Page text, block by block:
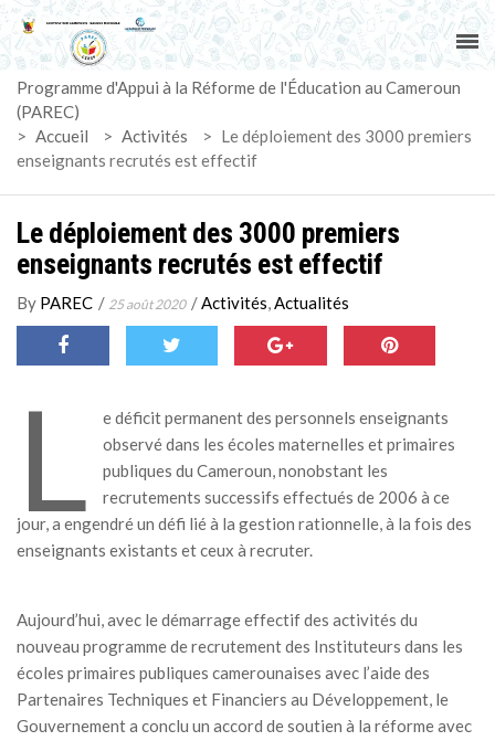
ACCUEIL
PAREC
ACTUALITÉS
ACTIVITÉS
DOCUMENTS
SUIVI-EVALUATION
MÉDIA
LANGUES
Programme d'Appui à la Réforme de l'Éducation au Cameroun
(PAREC)
> Accueil > Activités > Le déploiement des 3000 premiers
enseignants recrutés est effectif
Le déploiement des 3000 premiers
enseignants recrutés est effectif
By PAREC / 25 août 2020 /Activités,Actualités
L
e déficit permanent des personnels enseignants
observé dans les écoles maternelles et primaires
publiques du Cameroun, nonobstant les
recrutements successifs effectués de 2006 à ce
jour, a engendré un défi lié à la gestion rationnelle, à la fois des
enseignants existants et ceux à recruter.
Aujourd’hui, avec le démarrage effectif des activités du
nouveau programme de recrutement des Instituteurs dans les
écoles primaires publiques camerounaises avec l’aide des
Partenaires Techniques et Financiers au Développement, le
Gouvernement a conclu un accord de soutien à la réforme avec